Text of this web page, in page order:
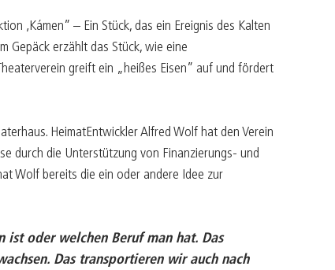
‚Kámen” – Ein Stück, das ein Ereignis des Kalten
Gepäck erzählt das Stück, wie eine
greift ein „heißes Eisen” auf und fördert
HeimatEntwickler Alfred Wolf hat den Verein
durch die Unterstützung von Finanzierungs- und
Wolf bereits die ein oder andere Idee zur
oder welchen Beruf man hat. Das
Das transportieren wir auch nach